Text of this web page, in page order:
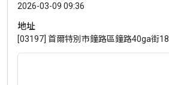
2026-03-09 09:36
地址
[03197] 首爾特別市鐘路區鐘路40ga街18